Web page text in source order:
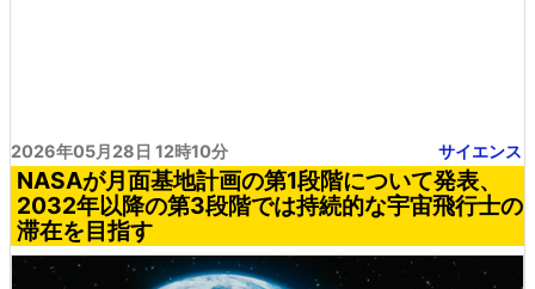
2026年05月28日 12時10分 サイエンス
NASAが月面基地計画の第1段階について発表、
2032年以降の第3段階では持続的な宇宙飛行士の
滞在を目指す